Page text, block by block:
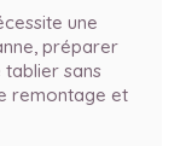
une
préparer
sans
remontage et